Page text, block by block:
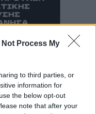
Not Process My
to third parties, or
information for
the below opt-out
note that after your